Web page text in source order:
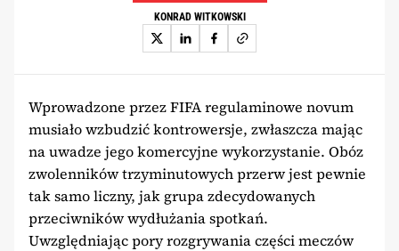
KONRAD WITKOWSKI
Wprowadzone przez FIFA regulaminowe novum
musiało wzbudzić kontrowersje, zwłaszcza mając
na uwadze jego komercyjne wykorzystanie. Obóz
zwolenników trzyminutowych przerw jest pewnie
tak samo liczny, jak grupa zdecydowanych
przeciwników wydłużania spotkań.
Uwzględniając pory rozgrywania części meczów